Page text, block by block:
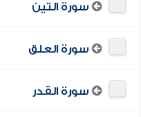
سورة التين
سورة العلق
سورة القدر